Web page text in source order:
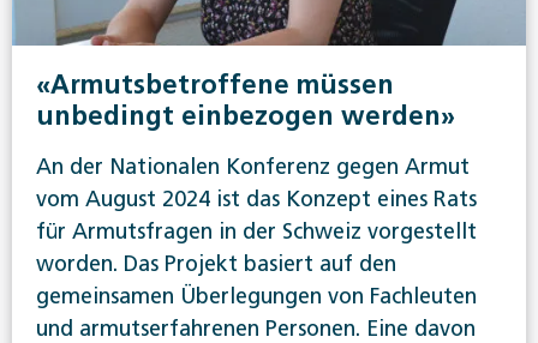
«Armutsbetroffene müssen
unbedingt einbezogen werden»
An der Nationalen Konferenz gegen Armut
vom August 2024 ist das Konzept eines Rats
für Armutsfragen in der Schweiz vorgestellt
worden. Das Projekt basiert auf den
gemeinsamen Überlegungen von Fachleuten
und armutserfahrenen Personen. Eine davon